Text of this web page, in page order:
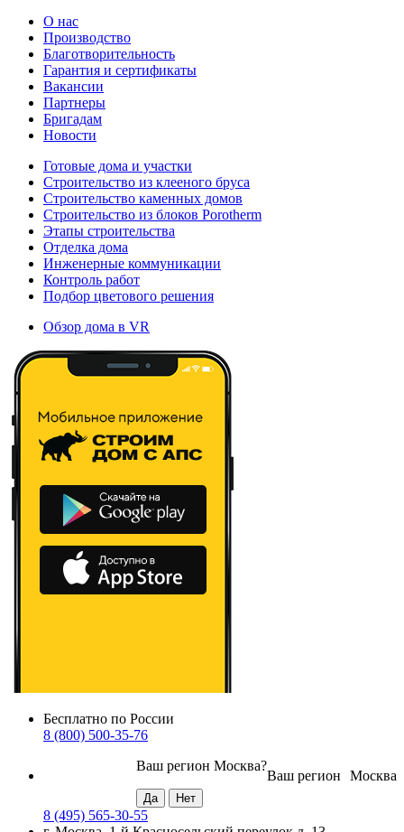
О нас
Производство
Благотворительность
Гарантия и сертификаты
Вакансии
Партнеры
Бригадам
Новости
Готовые дома и участки
Строительство из клееного бруса
Строительство каменных домов
Строительство из блоков Porotherm
Этапы строительства
Отделка дома
Инженерные коммуникации
Контроль работ
Подбор цветового решения
Обзор дома в VR
Бесплатно по России
8 (800) 500-35-76
Москва
Ваш регион
Ваш регион Москва?
8 (495) 565-30-55